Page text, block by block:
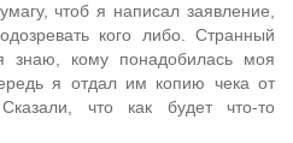
чтоб я написал заявление,
кого либо. Странный
знаю, кому понадобилась моя
я отдал им копию чека от
что как будет что-то